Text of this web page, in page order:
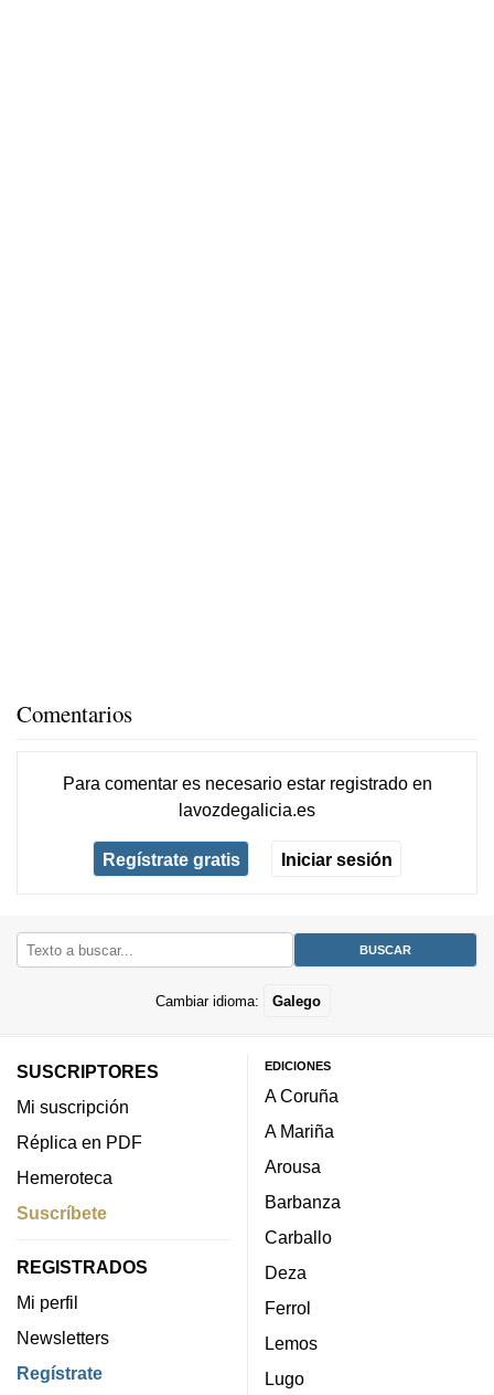
Comentarios
Para comentar es necesario estar registradoen
lavozdegalicia.es
Regístrate gratis Iniciar sesión
Cambiar idioma: Galego
SUSCRIPTORES
Mi suscripción
Réplica en PDF
Hemeroteca
Suscríbete
REGISTRADOS
Mi perfil
Newsletters
Regístrate
EDICIONES
A Coruña
A Mariña
Arousa
Barbanza
Carballo
Deza
Ferrol
Lemos
Lugo